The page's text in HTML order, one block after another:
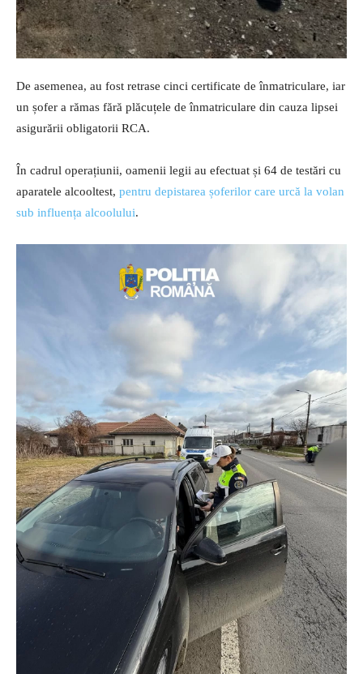
De asemenea, au fost retrase cinci certificate de înmatriculare, iar
un șofer a rămas fără plăcuțele de înmatriculare din cauza lipsei
asigurării obligatorii RCA.
În cadrul operațiunii, oamenii legii au efectuat și 64 de testări cu
aparatele alcooltest, pentru depistarea șoferilor care urcă la volan
sub influența alcoolului.